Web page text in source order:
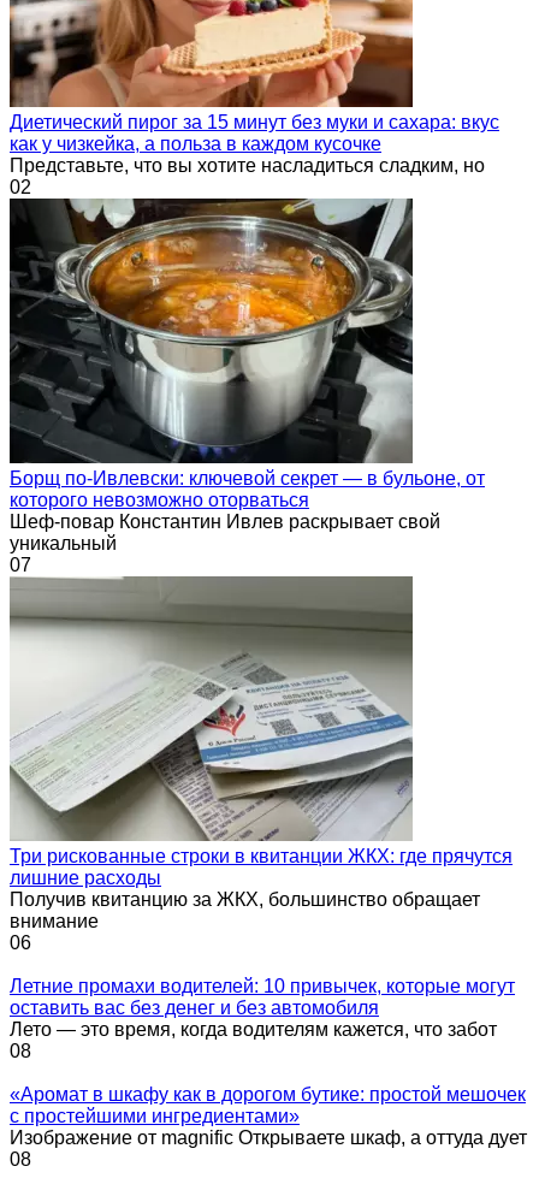
Диетический пирог за 15 минут без муки и сахара: вкус
как у чизкейка, а польза в каждом кусочке
Представьте, что вы хотите насладиться сладким, но
02
Борщ по-Ивлевски: ключевой секрет — в бульоне, от
которого невозможно оторваться
Шеф-повар Константин Ивлев раскрывает свой
уникальный
07
Три рискованные строки в квитанции ЖКХ: где прячутся
лишние расходы
Получив квитанцию за ЖКХ, большинство обращает
внимание
06
Летние промахи водителей: 10 привычек, которые могут
оставить вас без денег и без автомобиля
Лето — это время, когда водителям кажется, что забот
08
«Аромат в шкафу как в дорогом бутике: простой мешочек
с простейшими ингредиентами»
Изображение от magnific Открываете шкаф, а оттуда дует
08